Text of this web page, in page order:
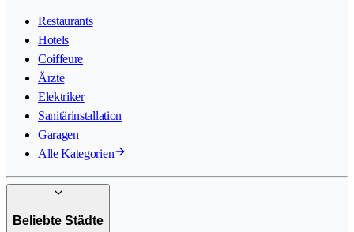
Restaurants
Hotels
Coiffeure
Ärzte
Elektriker
Sanitärinstallation
Garagen
Alle Kategorien
Beliebte Städte